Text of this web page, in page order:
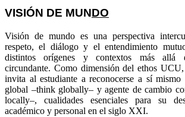
VISIÓN DE MUNDO
Visión de mundo es una perspectiva
respeto, el diálogo y el entendimiento
distintos orígenes y contextos más allá
circundante. Como dimensión del ethos
invita al estudiante a reconocerse a sí
global –think globally– y agente de cambio
locally–, cualidades esenciales para su
académico y personal en el siglo XXI.